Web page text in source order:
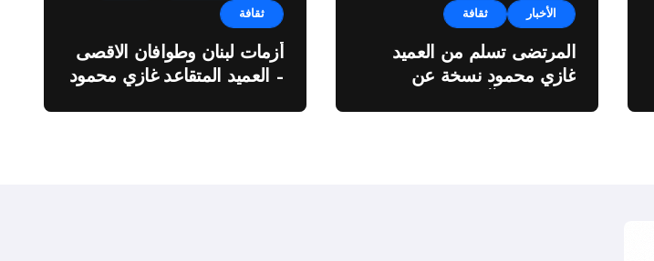
الأخبار ثقافة
المرتضى تسلم من العميد
غازي محمود نسخة عن
ثقافة
أزمات لبنان وطوافان الاقصى
– العميد المتقاعد غازي محمود